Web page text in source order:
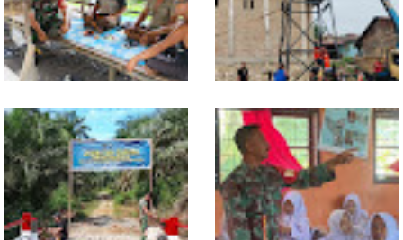
Lewat Komsos di Warung
Kopi, Babinsa Bangun Sinergi
dan Kekompakan Warga
Progres TNI AD Manunggal Air
Dikebut, Babinsa dan Warga
Dirikan Tower Polytank di
Belegen Mulia